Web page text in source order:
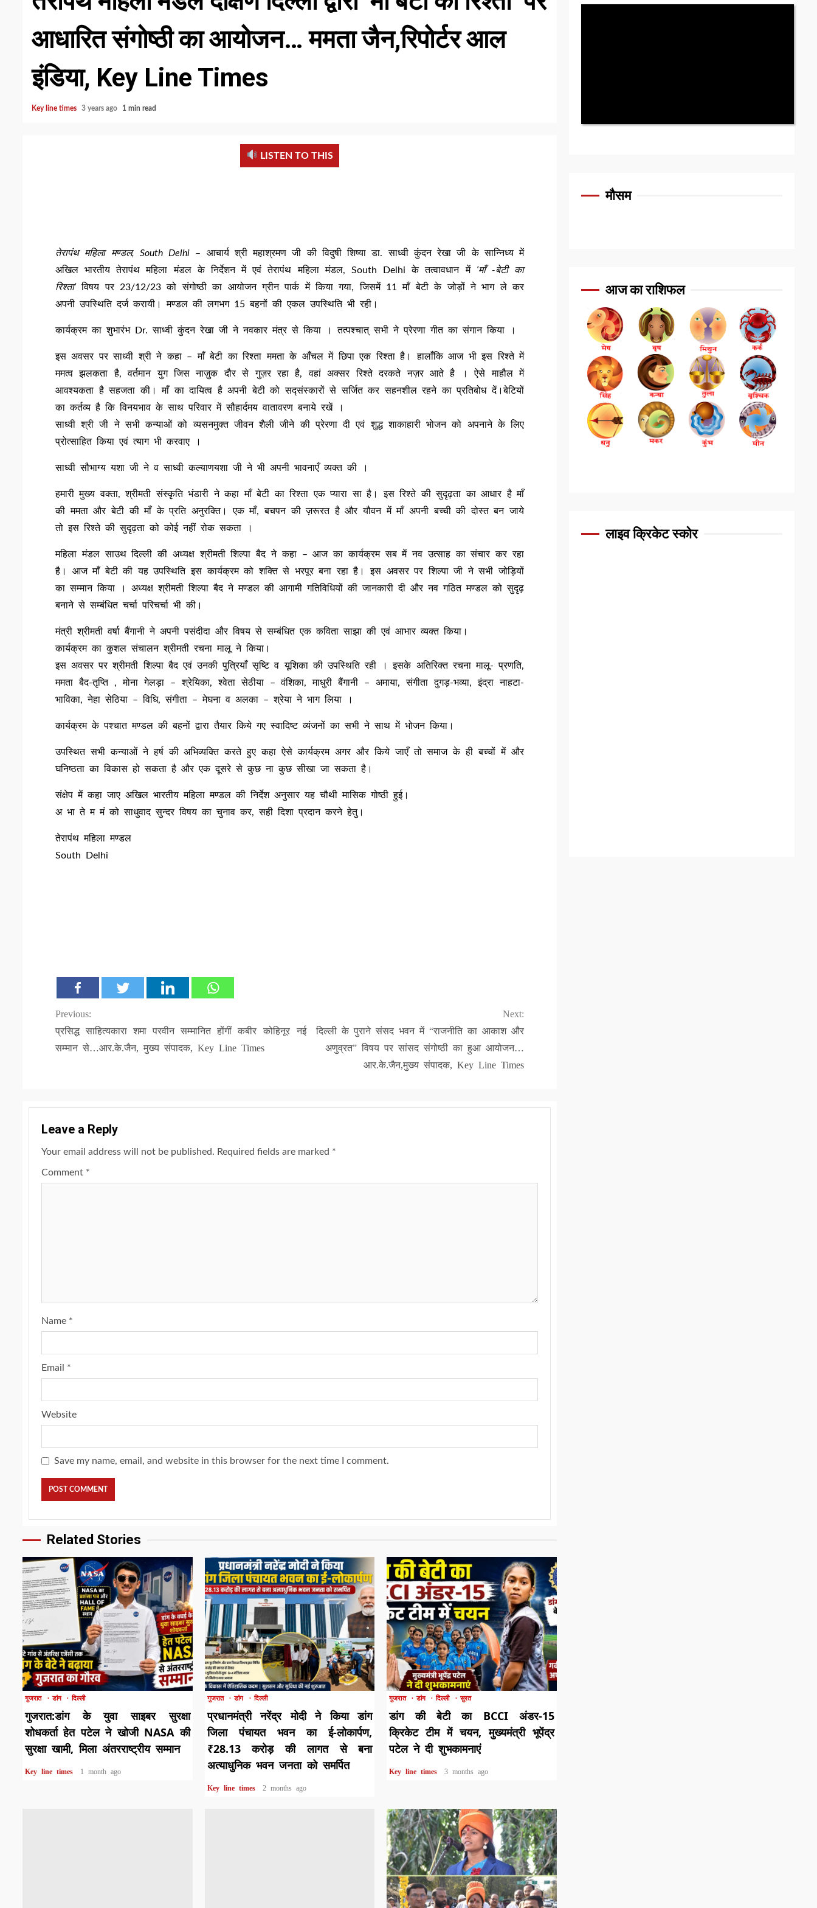
आधारित संगोष्ठी का आयोजन… ममता जैन,रिपोर्टर आल
इंडिया, Key Line Times
Key line times 3 years ago 1 min read
LISTEN TO THIS
तेरापंथ महिला मण्डल, South Delhi – आचार्य श्री महाश्रमण जी की विदुषी शिष्या डा. साध्वी कुंदन रेखा जी के सान्निध्य में
अखिल भारतीय तेरापंथ महिला मंडल के निर्देशन में एवं तेरापंथ महिला मंडल, South Delhi के तत्वावधान में ‘माँ -बेटी का
रिश्ता‘ विषय पर 23/12/23 को संगोष्ठी का आयोजन ग्रीन पार्क में किया गया, जिसमें 11 माँ बेटी के जोड़ों ने भाग ले कर
अपनी उपस्थिति दर्ज करायी। मण्डल की लगभग 15 बहनों की एकल उपस्थिति भी रही।
कार्यक्रम का शुभारंभ Dr. साध्वी कुंदन रेखा जी ने नवकार मंत्र से किया । तत्पश्चात् सभी ने प्रेरणा गीत का संगान किया ।
इस अवसर पर साध्वी श्री ने कहा – माँ बेटी का रिश्ता ममता के आँचल में छिपा एक रिश्ता है। हालाँकि आज भी इस रिश्ते में
ममत्व झलकता है, वर्तमान युग जिस नाज़ुक दौर से गुज़र रहा है, वहां अक्सर रिश्ते दरकते नज़र आते है । ऐसे माहौल में
आवश्यकता है सहजता की। माँ का दायित्व है अपनी बेटी को सद्संस्कारों से सर्जित कर सहनशील रहने का प्रतिबोध दें।बेटियों
का कर्तव्य है कि विनयभाव के साथ परिवार में सौहार्दमय वातावरण बनाये रखें ।
साध्वी श्री जी ने सभी कन्याओं को व्यसनमुक्त जीवन शैली जीने की प्रेरणा दी एवं शुद्ध शाकाहारी भोजन को अपनाने के लिए
प्रोत्साहित किया एवं त्याग भी करवाए ।
साध्वी सौभाग्य यशा जी ने व साध्वी कल्याणयशा जी ने भी अपनी भावनाएँ व्यक्त की ।
हमारी मुख्य वक्ता, श्रीमती संस्कृति भंडारी ने कहा माँ बेटी का रिश्ता एक प्यारा सा है। इस रिश्ते की सुदृढ़ता का आधार है माँ
की ममता और बेटी की माँ के प्रति अनुरक्ति। एक माँ, बचपन की ज़रूरत है और यौवन में माँ अपनी बच्ची की दोस्त बन जाये
तो इस रिश्ते की सुदृढ़ता को कोई नहीं रोक सकता ।
महिला मंडल साउथ दिल्ली की अध्यक्ष श्रीमती शिल्पा बैद ने कहा – आज का कार्यक्रम सब में नव उत्साह का संचार कर रहा
है। आज माँ बेटी की यह उपस्थिति इस कार्यक्रम को शक्ति से भरपूर बना रहा है। इस अवसर पर शिल्पा जी ने सभी जोड़ियों
का सम्मान किया । अध्यक्ष श्रीमती शिल्पा बैद ने मण्डल की आगामी गतिविधियों की जानकारी दी और नव गठित मण्डल को सुदृढ़
बनाने से सम्बंधित चर्चा परिचर्चा भी की।
मंत्री श्रीमती वर्षा बैंगानी ने अपनी पसंदीदा और विषय से सम्बंधित एक कविता साझा की एवं आभार व्यक्त किया।
कार्यक्रम का कुशल संचालन श्रीमती रचना मालू ने किया।
इस अवसर पर श्रीमती शिल्पा बैद एवं उनकी पुत्रियाँ सृष्टि व यूशिका की उपस्थिति रही । इसके अतिरिक्त रचना मालू- प्रणति,
ममता बैद-तृप्ति , मोना गेलड़ा – श्रेयिका, श्वेता सेठीया – वंशिका, माधुरी बैंगानी – अमाया, संगीता दुगड़-भव्या, इंद्रा नाहटा-
भाविका, नेहा सेठिया – विधि, संगीता – मेघना व अलका – श्रेया ने भाग लिया ।
कार्यक्रम के पश्चात मण्डल की बहनों द्वारा तैयार किये गए स्वादिष्ट व्यंजनों का सभी ने साथ में भोजन किया।
उपस्थित सभी कन्याओं ने हर्ष की अभिव्यक्ति करते हुए कहा ऐसे कार्यक्रम अगर और किये जाएँ तो समाज के ही बच्चों में और
घनिष्ठता का विकास हो सकता है और एक दूसरे से कुछ ना कुछ सीखा जा सकता है।
संक्षेप में कहा जाए अखिल भारतीय महिला मण्डल की निर्देश अनुसार यह चौथी मासिक गोष्ठी हुई।
अ भा ते म मं को साधुवाद सुन्दर विषय का चुनाव कर, सही दिशा प्रदान करने हेतु।
तेरापंथ महिला मण्डल
South Delhi
Continue
Reading
Previous:
प्रसिद्ध साहित्यकारा शमा परवीन सम्मानित होंगीं कबीर कोहिनूर
सम्मान से…आर.के.जैन, मुख्य संपादक, Key Line Times
Next:
नई दिल्ली के पुराने संसद भवन में “राजनीति का आकाश और
अणुव्रत” विषय पर सांसद संगोष्ठी का हुआ आयोजन…
आर.के.जैन,मुख्य संपादक, Key Line Times
Leave a Reply
Your email address will not be published. Required fields are marked *
Comment *
Name *
Email *
Website
Save my name, email, and website in this browser for the next time I comment.
Related Stories
1 min read
गुजरात डांग दिल्ली
गुजरात:डांग के युवा साइबर सुरक्षा
शोधकर्ता हेत पटेल ने खोजी NASA की
सुरक्षा खामी, मिला अंतरराष्ट्रीय सम्मान
Key line times 1 month ago
1 min read
गुजरात डांग दिल्ली
प्रधानमंत्री नरेंद्र मोदी ने किया डांग
जिला पंचायत भवन का ई-लोकार्पण,
₹28.13 करोड़ की लागत से बना
अत्याधुनिक भवन जनता को समर्पित
Key line times 2 months ago
1 min read
गुजरात डांग दिल्ली सुरत
डांग की बेटी का BCCI अंडर-15
क्रिकेट टीम में चयन, मुख्यमंत्री भूपेंद्र
पटेल ने दी शुभकामनाएं
Key line times 3 months ago
मौसम
आज का राशिफल
लाइव क्रिकेट स्कोर